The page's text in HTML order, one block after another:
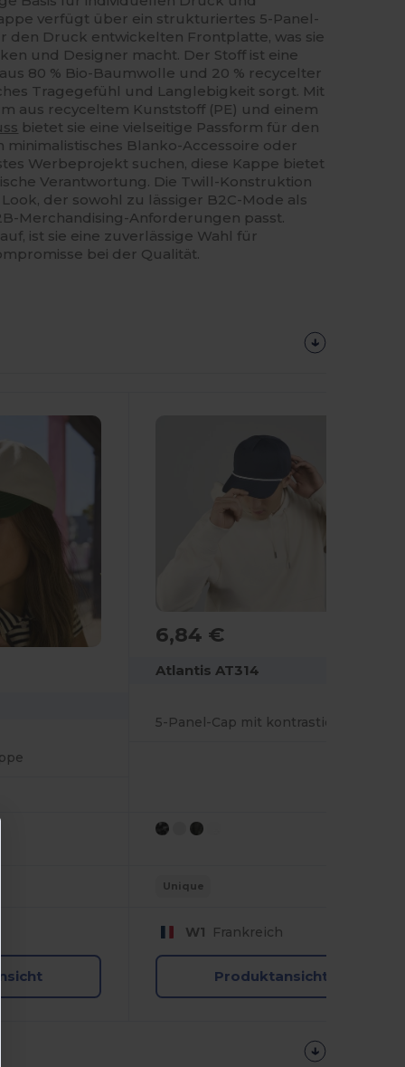
verfügt über ein strukturiertes 5-Panel-
den Druck entwickelten Frontplatte, was sie
und Designer macht. Der Stoff ist eine
80 % Bio-Baumwolle und 20 % recycelter
Tragegefühl und Langlebigkeit sorgt. Mit
aus recyceltem Kunststoff (PE) und einem
bietet sie eine vielseitige Passform für den
minimalistisches Blanko-Accessoire oder
Werbeprojekt suchen, diese Kappe bietet
Verantwortung. Die Twill-Konstruktion
der sowohl zu lässiger B2C-Mode als
Merchandising-Anforderungen passt.
ist sie eine zuverlässige Wahl für
bei der Qualität.
6,84 €
Atlantis AT314
Unique
W1 Frankreich
Produktansicht